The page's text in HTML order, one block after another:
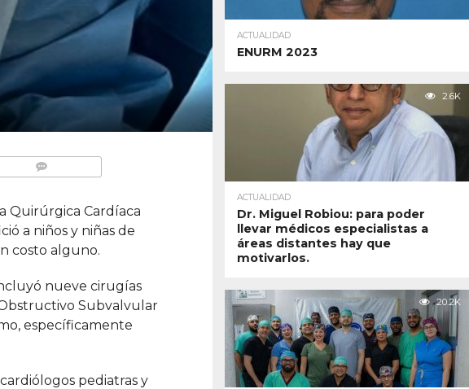
Quirúrgica Cardíaca
a niños y niñas de
costo alguno.
nueve cirugías
Subvalvular
específicamente
pediatras y
ACTUALIDAD
ENURM 2023
2.6K
ACTUALIDAD
Dr. Miguel Robiou: para poder
llevar médicos especialistas a
áreas distantes hay que
motivarlos.
20.2K